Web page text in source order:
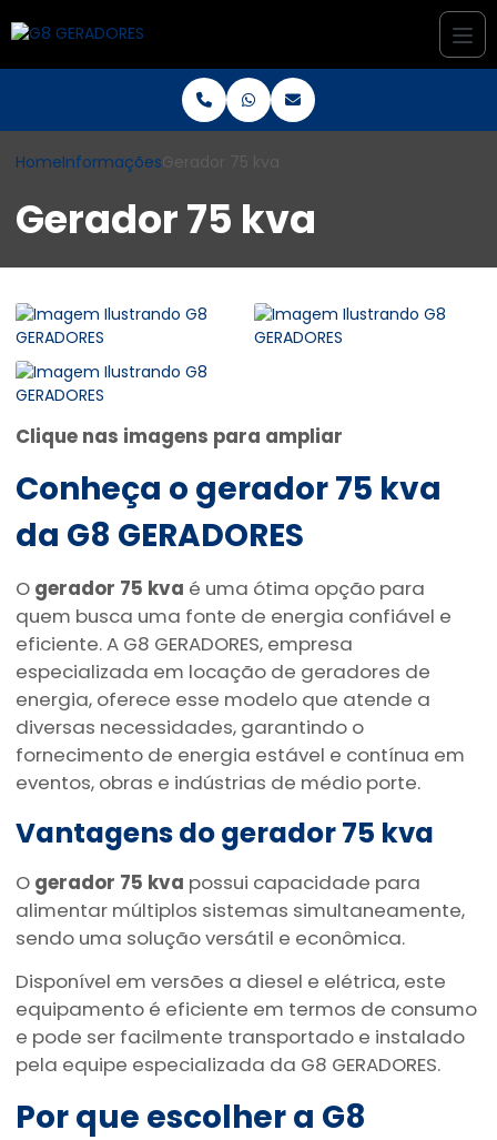
HomeInformações Gerador 75 kva
Gerador 75 kva
Clique nas imagens para ampliar
Conheça o gerador 75 kva
da G8 GERADORES
O gerador 75 kva é uma ótima opção para
quem busca uma fonte de energia confiável e
eficiente. A G8 GERADORES, empresa
especializada em locação de geradores de
energia, oferece esse modelo que atende a
diversas necessidades, garantindo o
fornecimento de energia estável e contínua em
eventos, obras e indústrias de médio porte.
Vantagens dogerador 75 kva
O gerador 75 kva possui capacidade para
alimentar múltiplos sistemas simultaneamente,
sendo uma solução versátil e econômica.
Disponível em versões a diesel e elétrica, este
equipamento é eficiente em termos de consumo
e pode ser facilmente transportado e instalado
pela equipe especializada da G8 GERADORES.
Por que escolher a G8